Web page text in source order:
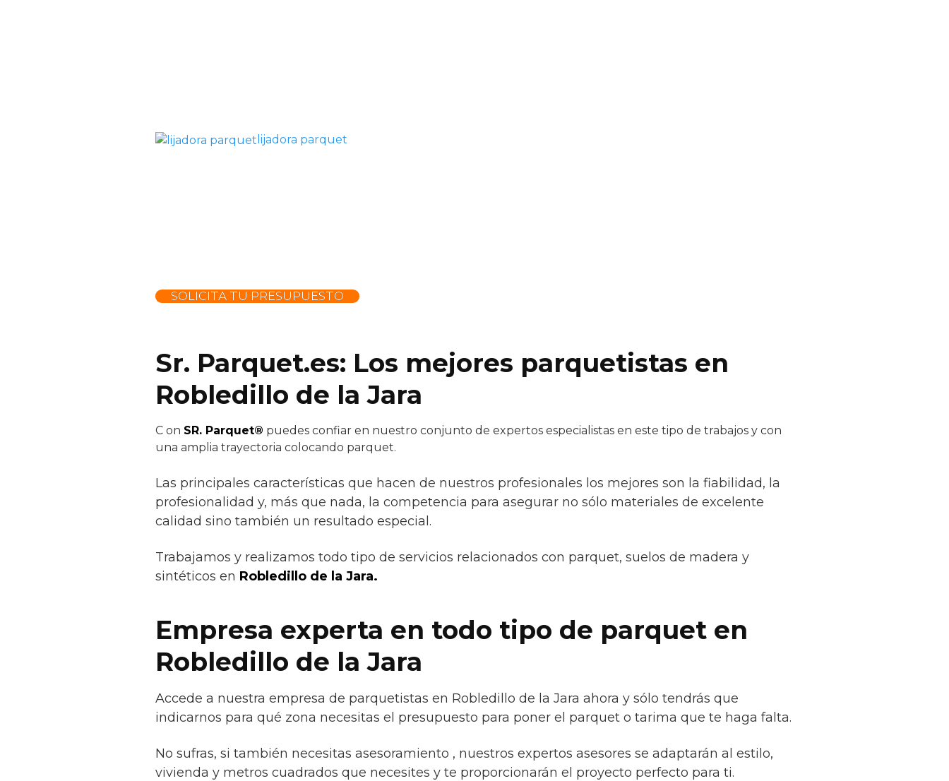
lijadora parquet
SOLICITA TU PRESUPUESTO
Sr. Parquet.es: Los mejores parquetistas en
Robledillo de la Jara
C on SR. Parquet® puedes confiar en nuestro conjunto de expertos especialistas en este tipo de trabajos y con
una amplia trayectoria colocando parquet.
Las principales características que hacen de nuestros profesionales los mejores son la fiabilidad, la
profesionalidad y, más que nada, la competencia para asegurar no sólo materiales de excelente
calidad sino también un resultado especial.
Trabajamos y realizamos todo tipo de servicios relacionados con parquet, suelos de madera y
sintéticos en Robledillo de la Jara.
Empresa experta en todo tipo de parquet en
Robledillo de la Jara
Accede a nuestra empresa de parquetistas en Robledillo de la Jara ahora y sólo tendrás que
indicarnos para qué zona necesitas el presupuesto para poner el parquet o tarima que te haga falta.
No sufras, si también necesitas asesoramiento , nuestros expertos asesores se adaptarán al estilo,
vivienda y metros cuadrados que necesites y te proporcionarán el proyecto perfecto para ti.